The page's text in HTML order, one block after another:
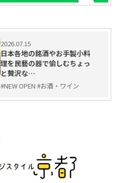
2026.07.15
日本各地の銘酒やお手製小料
理を民藝の器で愉しむちょっ
と贅沢な…
#NEW OPEN #お酒・ワイン